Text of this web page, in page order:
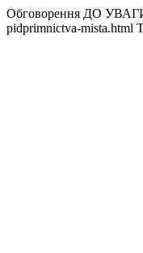
Обговорення ДО
pidprimnictva-mista.html